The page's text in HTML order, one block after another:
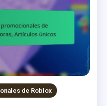
de Roblox